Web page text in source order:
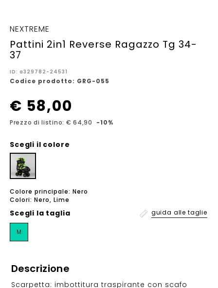
NEXTREME
Pattini 2in1 Reverse Ragazzo Tg 34-
37
ID: a329782-24531
Codice prodotto: GRG-055
€ 58,00
Prezzo di listino: € 64,90 -10%
Scegli il colore
Colore principale: Nero
Colori: Nero, Lime
Scegli la taglia guida alle taglie
M
Descrizione
Scarpetta: imbottitura traspirante con scafo